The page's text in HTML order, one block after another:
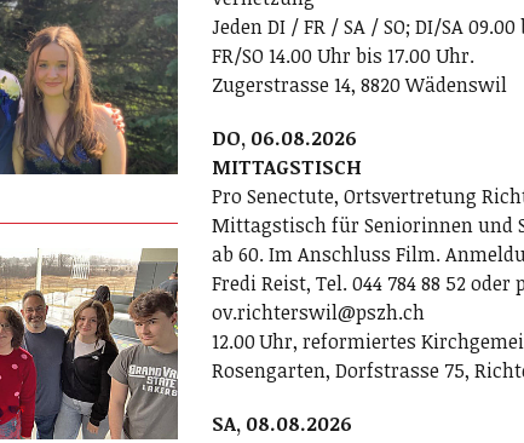
Jeden DI / FR / SA / SO; DI/SA 09.00
FR/SO 14.00 Uhr bis 17.00 Uhr.
Zugerstrasse 14, 8820 Wädenswil
DO, 06.08.2026
MITTAGSTISCH
Pro Senectute, Ortsvertretung
Mittagstisch für Seniorinnen und
ab 60. Im Anschluss Film.
Fredi Reist, Tel. 044 784 88 52 oder
ov.richterswil@pszh.ch
12.00 Uhr, reformiertes
Rosengarten, Dorfstrasse 75,
SA, 08.08.2026